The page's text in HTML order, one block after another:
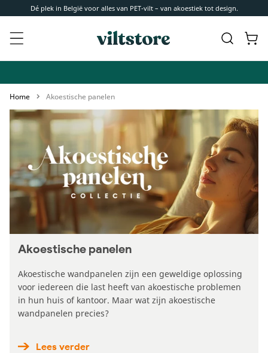
naar de
Dé plek in België voor alles van PET-vilt – van akoestiek tot design.
Home Akoestische panelen
Akoestische panelen
Akoestische wandpanelen zijn een geweldige oplossing
voor iedereen die last heeft van akoestische problemen
in hun huis of kantoor. Maar wat zijn akoestische
wandpanelen precies?
Lees verder